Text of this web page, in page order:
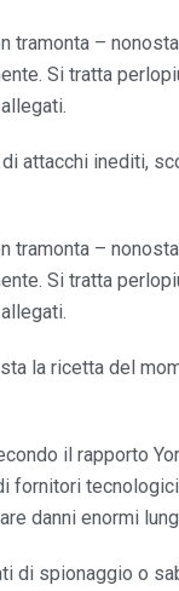
tramonta –
Si tratta
di attacchi inediti,
tramonta –
Si tratta
la ricetta del
il rapporto
fornitori
danni enormi
di spionaggio o